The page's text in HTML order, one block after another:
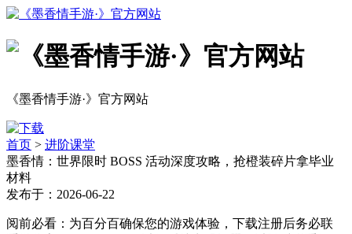
《墨香情手游·》官方网站
首页 > 进阶课堂
墨香情：世界限时 BOSS 活动深度攻略，抢橙装碎片拿毕业
材料
发布于：2026-06-22
阅前必看：为百分百确保您的游戏体验，下载注册后务必联